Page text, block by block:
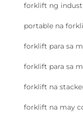
forklift ng
portable na
forklift para sa
forklift para sa
forklift na
forklift na may